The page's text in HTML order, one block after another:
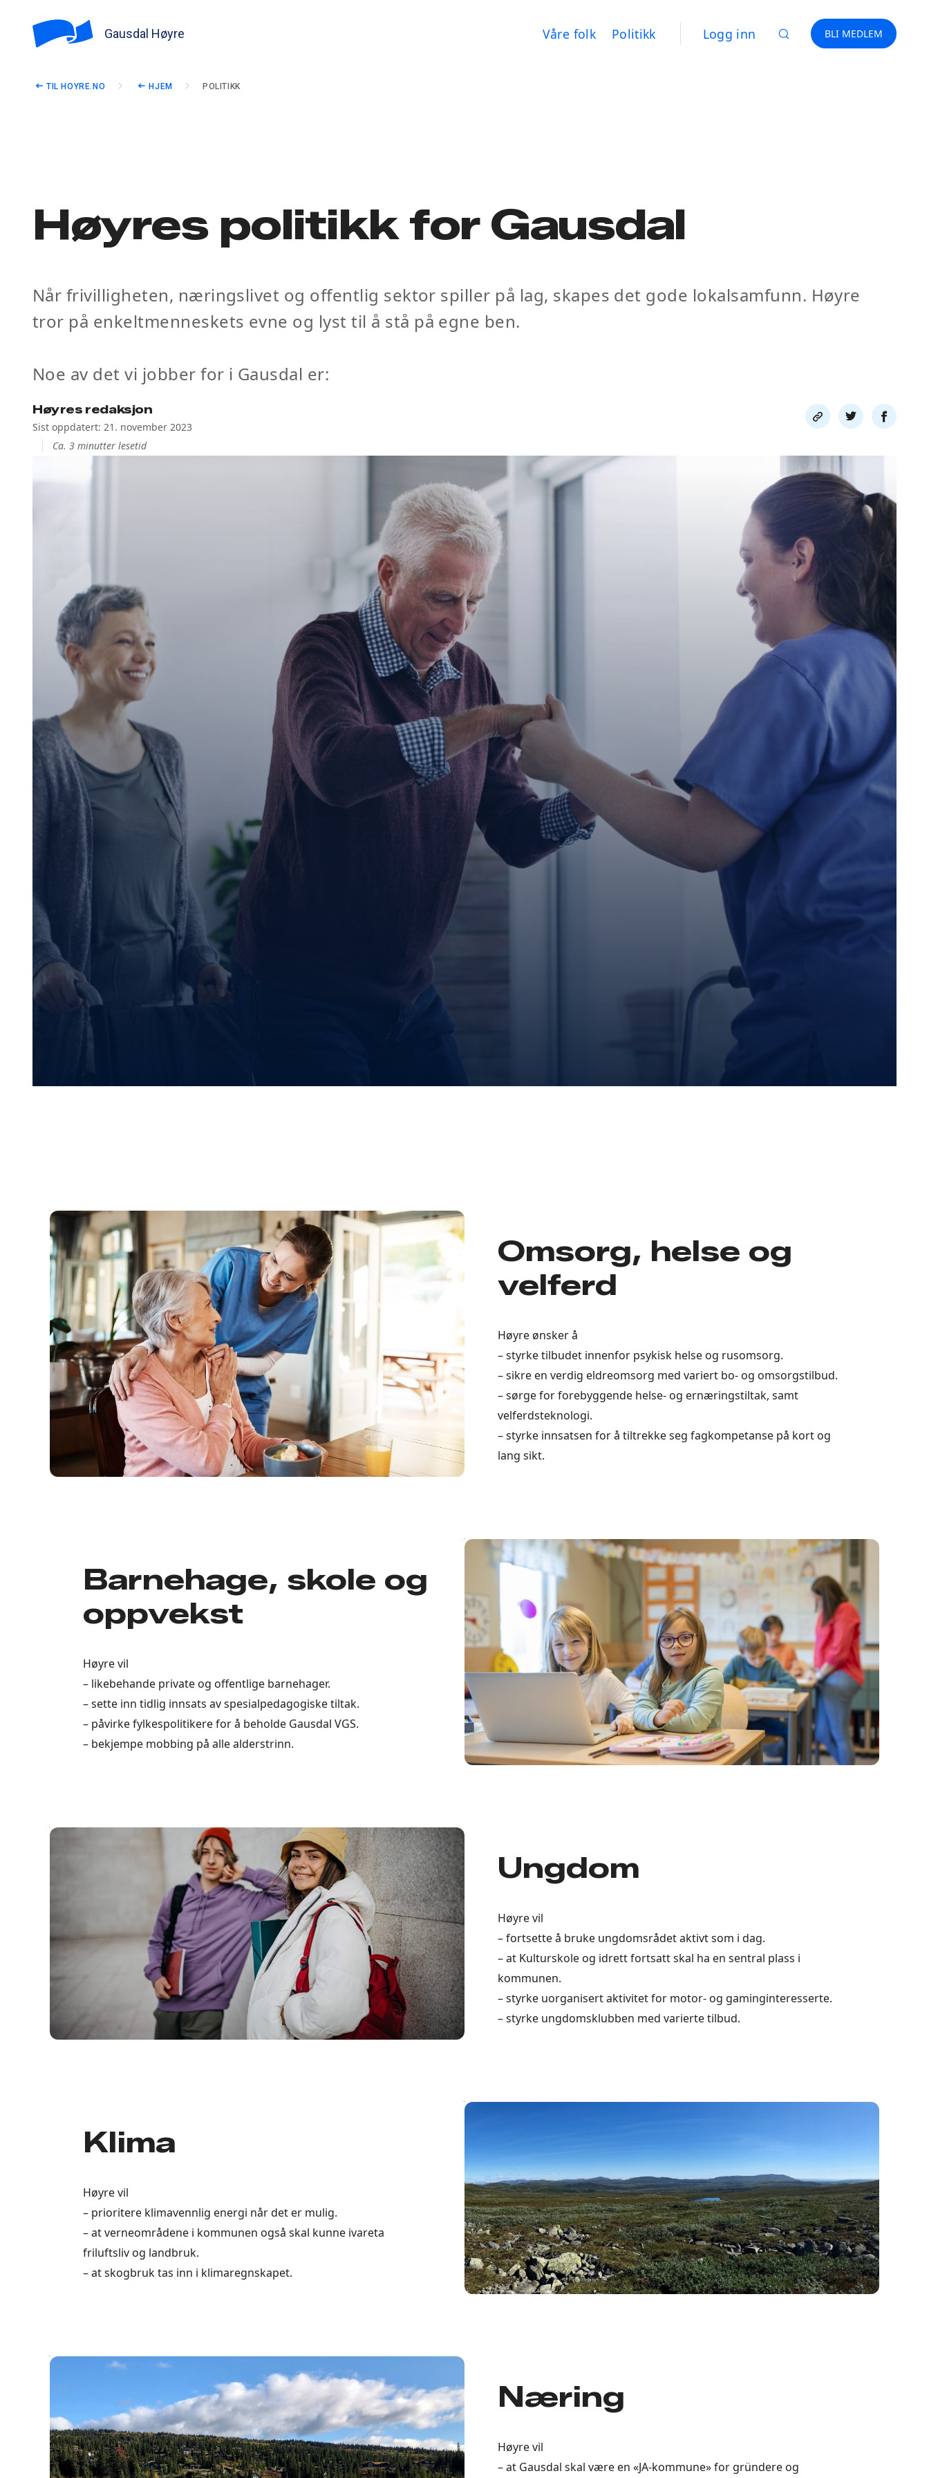
Gausdal Høyre Våre folk Politikk Logg inn BLI MEDLEM
TIL HOYRE.NO HJEM POLITIKK
Høyres politikk for Gausdal
Når frivilligheten, næringslivet og offentlig sektor spiller på lag, skapes det gode lokalsamfunn. Høyre
tror på enkeltmenneskets evne og lyst til å stå på egne ben.
Noe av det vi jobber for i Gausdal er:
Høyres redaksjon
Sist oppdatert: 21. november 2023
Ca. 3 minutter lesetid
Del
link
Del
på
twitter
Del
på
facebook
Omsorg, helse og
velferd
Høyre ønsker å
– styrke tilbudet innenfor psykisk helse og rusomsorg.
– sikre en verdig eldreomsorg med variert bo- og omsorgstilbud.
– sørge for forebyggende helse- og ernæringstiltak, samt
velferdsteknologi.
– styrke innsatsen for å tiltrekke seg fagkompetanse på kort og
lang sikt.
Barnehage, skole og
oppvekst
Høyre vil
– likebehande private og offentlige barnehager.
– sette inn tidlig innsats av spesialpedagogiske tiltak.
– påvirke fylkespolitikere for å beholde Gausdal VGS.
– bekjempe mobbing på alle alderstrinn.
Ungdom
Høyre vil
– fortsette å bruke ungdomsrådet aktivt som i dag.
– at Kulturskole og idrett fortsatt skal ha en sentral plass i
kommunen.
– styrke uorganisert aktivitet for motor- og gaminginteresserte.
– styrke ungdomsklubben med varierte tilbud.
Klima
Høyre vil
– prioritere klimavennlig energi når det er mulig.
– at verneområdene i kommunen også skal kunne ivareta
friluftsliv og landbruk.
– at skogbruk tas inn i klimaregnskapet.
Næring
Høyre vil
– at Gausdal skal være en «JA-kommune» for gründere og